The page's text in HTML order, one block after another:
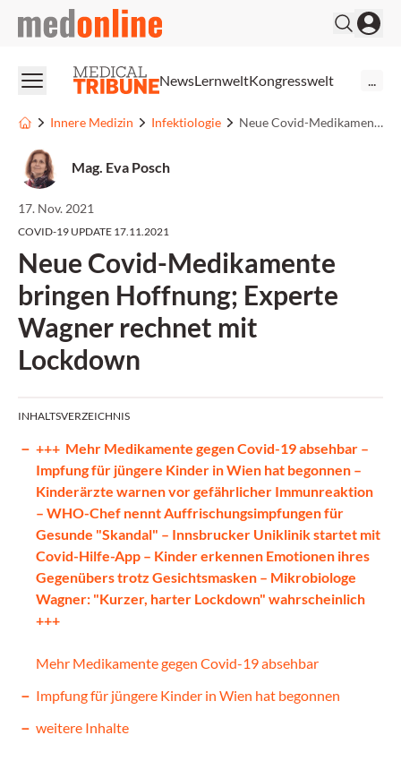
medonline
NewsLernweltKongresswelt
Innere Medizin Infektiologie Neue Covid-Medikamente bringen Hoffnung; Experte Wagner rechnet mit Lockdown
Mag. Eva Posch
17. Nov. 2021
COVID-19 UPDATE 17.11.2021
Neue Covid-Medikamente
bringen Hoffnung; Experte
Wagner rechnet mit
Lockdown
INHALTSVERZEICHNIS
+++ Mehr Medikamente gegen Covid-19 absehbar –
Impfung für jüngere Kinder in Wien hat begonnen –
Kinderärzte warnen vor gefährlicher Immunreaktion
– WHO-Chef nennt Auffrischungsimpfungen für
Gesunde "Skandal" – Innsbrucker Uniklinik startet mit
Covid-Hilfe-App – Kinder erkennen Emotionen ihres
Gegenübers trotz Gesichtsmasken – Mikrobiologe
Wagner: "Kurzer, harter Lockdown" wahrscheinlich
+++
Mehr Medikamente gegen Covid-19 absehbar
Impfung für jüngere Kinder in Wien hat begonnen
weitere Inhalte